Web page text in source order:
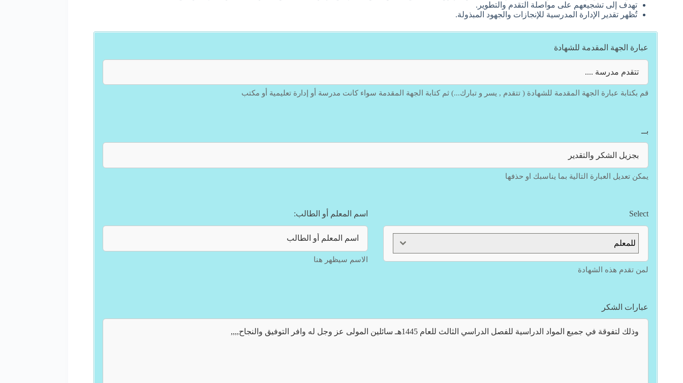
تهدف إلى تشجيعهم على مواصلة التقدم والتطوير.
تُظهر تقدير الإدارة المدرسية للإنجازات والجهود المبذولة.
عبارة الجهة المقدمة للشهادة
قم بكتابة عبارة الجهة المقدمة للشهادة ( تتقدم , يسر و تبارك...) ثم كتابة الجهة المقدمة سواء كانت مدرسة أو إدارة تعليمية أو مكتب
بــ
يمكن تعديل العبارة التالية بما يناسبك او حذفها
Select
للمعلم
لمن تقدم هذه الشهادة
اسم المعلم أو الطالب:
الاسم سيظهر هنا
عبارات الشكر